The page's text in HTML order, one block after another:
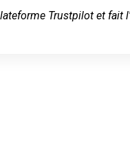
Trustpilot et